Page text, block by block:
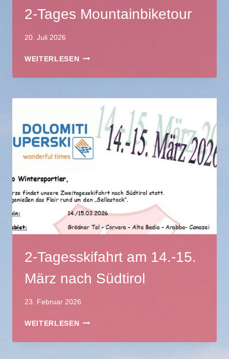
2-Tages Mountainbiketour
20. Juli 2026
WEITERLESEN2-
MOUNTAINBIKETOUR
2-Tagesskifahrt am 14.-15.
März nach Südtirol
23. Februar 2026
WEITERLESEN 2-
AM